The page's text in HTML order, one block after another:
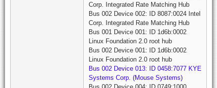
Corp. Integrated Rate Matching Hub
Bus 002 Device 002: ID 8087:0024 Intel
Corp. Integrated Rate Matching Hub
Bus 001 Device 001: ID 1d6b:0002
Linux Foundation 2.0 root hub
Bus 002 Device 001: ID 1d6b:0002
Linux Foundation 2.0 root hub
Bus 002 Device 013: ID 0458:7077 KYE
Systems Corp. (Mouse Systems)